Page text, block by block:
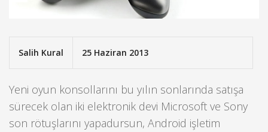
Salih Kural 25 Haziran 2013
Yeni oyun konsollarını bu yılın sonlarında satışa
sürecek olan iki elektronik devi Microsoft ve Sony
son rötuşlarını yapadursun, Android işletim